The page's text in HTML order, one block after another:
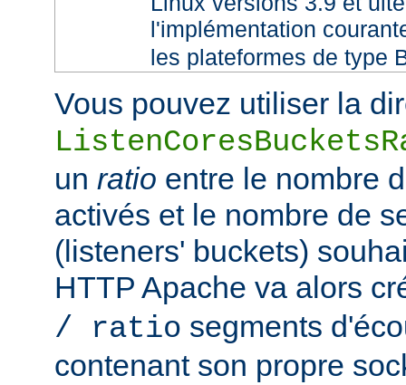
l'implémentation
les plateformes de type
Vous pouvez utiliser la
un ratio entre le nombre
activés et le nombre de
(listeners' buckets)
HTTP Apache va alors
/ ratio segments
contenant son propre